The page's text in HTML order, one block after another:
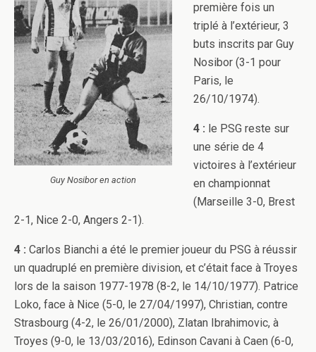
Guy Nosibor en action
première fois un
triplé à l’extérieur, 3
buts inscrits par Guy
Nosibor (3-1 pour
Paris, le
26/10/1974).
4 : le PSG reste sur
une série de 4
victoires à l’extérieur
en championnat
(Marseille 3-0, Brest
2-1, Nice 2-0, Angers 2-1).
4 : Carlos Bianchi a été le premier joueur du PSG à réussir
un quadruplé en première division, et c’était face à Troyes
lors de la saison 1977-1978 (8-2, le 14/10/1977). Patrice
Loko, face à Nice (5-0, le 27/04/1997), Christian, contre
Strasbourg (4-2, le 26/01/2000), Zlatan Ibrahimovic, à
Troyes (9-0, le 13/03/2016), Edinson Cavani à Caen (6-0,